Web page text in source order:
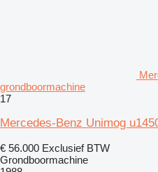
grondboormachine
17
Mercedes-Benz Unimog
€ 56.000 Exclusief BTW
Grondboormachine